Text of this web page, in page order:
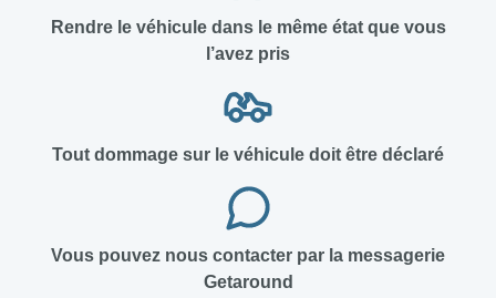
Rendre le véhicule dans le même état que vous
l’avez pris
Tout dommage sur le véhicule doit être déclaré
Vous pouvez nous contacter par la messagerie
Getaround